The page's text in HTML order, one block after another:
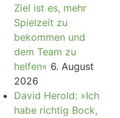
Ziel ist es, mehr
Spielzeit zu
bekommen und
dem Team zu
helfen« 6. August
2026
David Herold: »Ich
habe richtig Bock,